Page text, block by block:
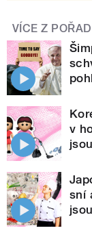
VÍCE Z
v
sní